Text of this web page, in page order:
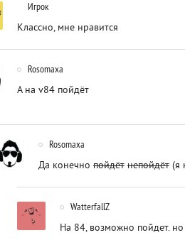
Игрок
Классно, мне нравится
Rosomaxa
А на v84 пойдёт
Rosomaxa
Да конечно пойдёт непойдёт (я
WatterfallZ
На 84, возможно пойдет.